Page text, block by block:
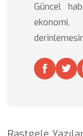
Güncel